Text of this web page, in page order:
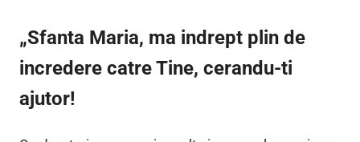
„Sfanta Maria, ma indrept plin de
incredere catre Tine, cerandu-ti
ajutor!